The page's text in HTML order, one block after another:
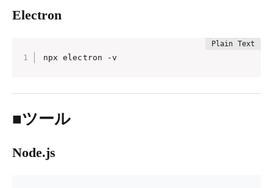
Electron
npx electron -v
■ツール
Node.js